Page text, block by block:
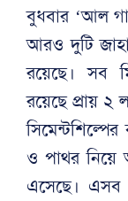
বুধবার ‘আল
আরও দুটি
রয়েছে। সব
রয়েছে প্রায় ২
ও পাথর নিয়ে
এসেছে। এসব